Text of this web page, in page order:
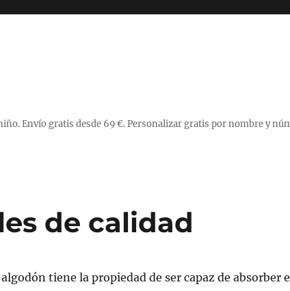
Envío gratis desde 69 €. Personalizar gratis por nombre y
de calidad
tiene la propiedad de ser capaz de absorber